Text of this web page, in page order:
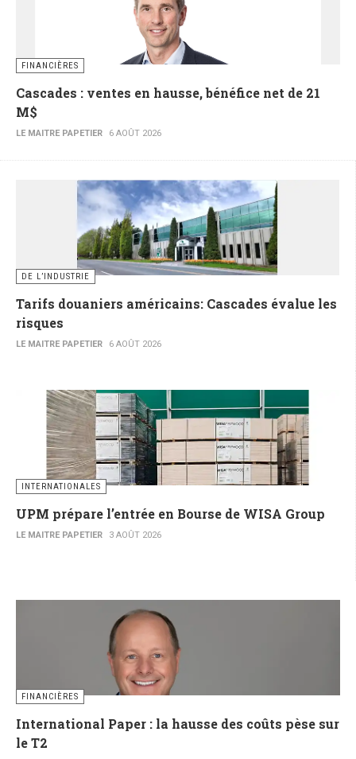
FINANCIÈRES
Cascades : ventes en hausse, bénéfice net de 21
M$
LE MAITRE PAPETIER 6 AOÛT 2026
DE L’INDUSTRIE
Tarifs douaniers américains: Cascades évalue les
risques
LE MAITRE PAPETIER 6 AOÛT 2026
INTERNATIONALES
UPM prépare l’entrée en Bourse de WISA Group
LE MAITRE PAPETIER 3 AOÛT 2026
FINANCIÈRES
International Paper : la hausse des coûts pèse sur
le T2